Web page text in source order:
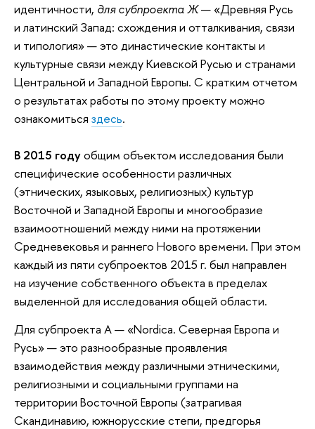
идентичности, для субпроекта Ж— «Древняя Русь
и латинский Запад: схождения и отталкивания, связи
и типология» — это династические контакты и
культурные связи между Киевской Русью и странами
Центральной и Западной Европы. С кратким отчетом
о результатах работы по этому проекту можно
ознакомиться здесь.
В 2015 годуобщим объектом исследования были
специфические особенности различных
(этнических, языковых, религиозных) культур
Восточной и Западной Европы и многообразие
взаимоотношений между ними на протяжении
Средневековья и раннего Нового времени. При этом
каждый из пяти субпроектов 2015 г. был направлен
на изучение собственного объекта в пределах
выделенной для исследования общей области.
Для субпроекта А — «Nordica. Северная Европа и
Русь» — это разнообразные проявления
взаимодействия между различными этническими,
религиозными и социальными группами на
территории Восточной Европы (затрагивая
Скандинавию, южнорусские степи, предгорья